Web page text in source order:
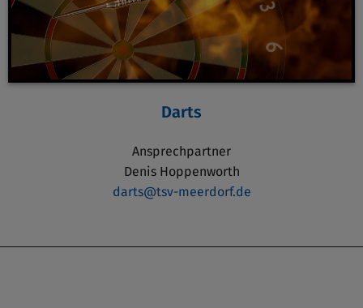
Darts
Ansprechpartner
Denis Hoppenworth
darts@tsv-meerdorf.de